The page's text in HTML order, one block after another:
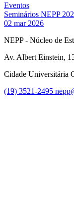
Eventos
Seminários NEPP
02 mar 2026
NEPP - Núcleo de
Av. Albert Einstein,
Cidade Universitária
(19) 3521-2495